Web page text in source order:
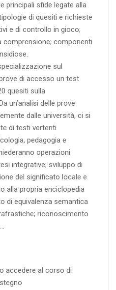
principali sfide legate alla
di quesiti e richieste
e di controllo in gioco;
comprensione; componenti
sul
di accesso un test
quesiti sulla
un’analisi delle prove
dalle università, ci si
di testi vertenti
pedagogia e
operazioni
integrative; sviluppo di
del significato locale e
alla propria enciclopedia
di equivalenza semantica
riconoscimento
accedere al corso di